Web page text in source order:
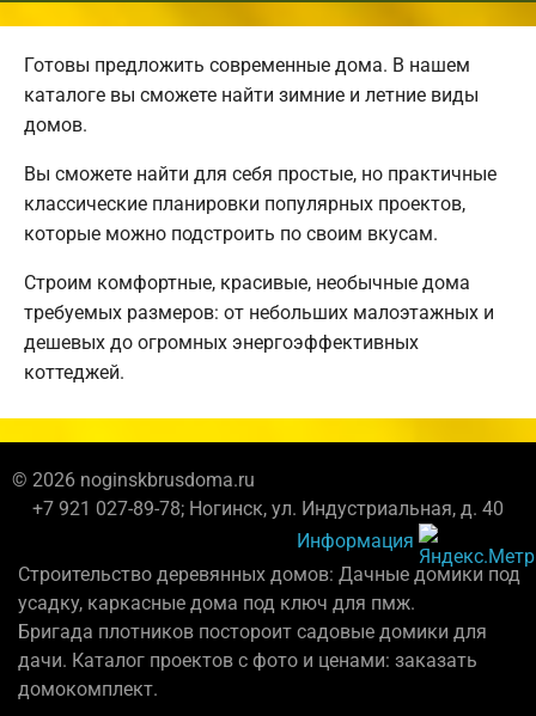
Готовы предложить современные дома. В нашем
каталоге вы сможете найти зимние и летние виды
домов.
Вы сможете найти для себя простые, но практичные
классические планировки популярных проектов,
которые можно подстроить по своим вкусам.
Строим комфортные, красивые, необычные дома
требуемых размеров: от небольших малоэтажных и
дешевых до огромных энергоэффективных
коттеджей.
© 2026 noginskbrusdoma.ru
+7 921 027-89-78; Ногинск, ул. Индустриальная, д. 40
Информация
Строительство деревянных домов: Дачные домики под
усадку, каркасные дома под ключ для пмж.
Бригада плотников постороит садовые домики для
дачи. Каталог проектов с фото и ценами: заказать
домокомплект.